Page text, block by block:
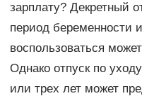
зарплату? Декретный
период беременности
воспользоваться
Однако отпуск по
или трех лет может